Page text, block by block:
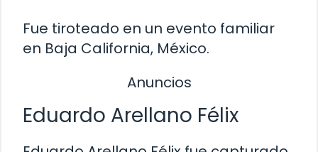
Fue tiroteado en un evento familiar
en Baja California, México.
Anuncios
Eduardo Arellano Félix